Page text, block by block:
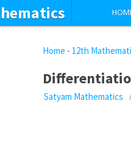
Home - 12th
Satyam Mathematics